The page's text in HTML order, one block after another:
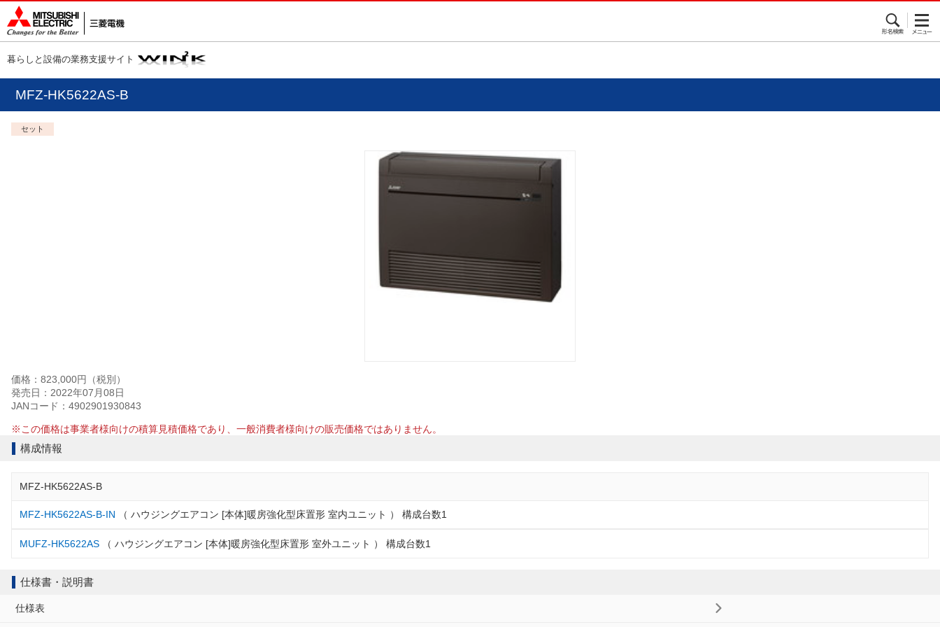
暮らしと設備の業務支援サイト
MFZ-HK5622AS-B
セット
価格：823,000円（税別）
発売日：2022年07月08日
JANコード：4902901930843
※この価格は事業者様向けの積算見積価格であり、一般消費者様向けの販売価格ではありません。
構成情報
MFZ-HK5622AS-B
MFZ-HK5622AS-B-IN （ ハウジングエアコン [本体]暖房強化型床置形 室内ユニット ） 構成台数1
MUFZ-HK5622AS （ ハウジングエアコン [本体]暖房強化型床置形 室外ユニット ） 構成台数1
仕様書・説明書
仕様表